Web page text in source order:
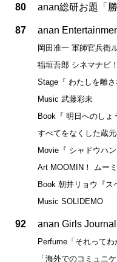
80 anan総研お題「勝
87 anan
岡田准一 軍師官兵衛
稲垣吾郎 シネマナビ
Stage『 わたしを離さ
Music 武藤彩未
Book『 明日へのしょ
すべてをなくした蔵
Movie『 シャドウハン
Art MOOMIN！ ムー
Book 朝井リョウ『ス
Music SOLIDEMO
92 anan Girls Journal
Perfume「それってわ
「海外でのコミュニ